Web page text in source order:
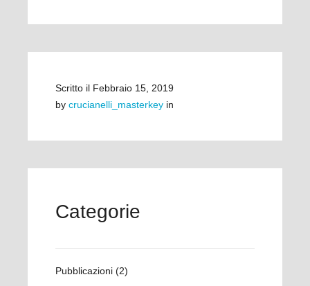
Scritto il Febbraio 15, 2019
by crucianelli_masterkey in
Categorie
Pubblicazioni (2)